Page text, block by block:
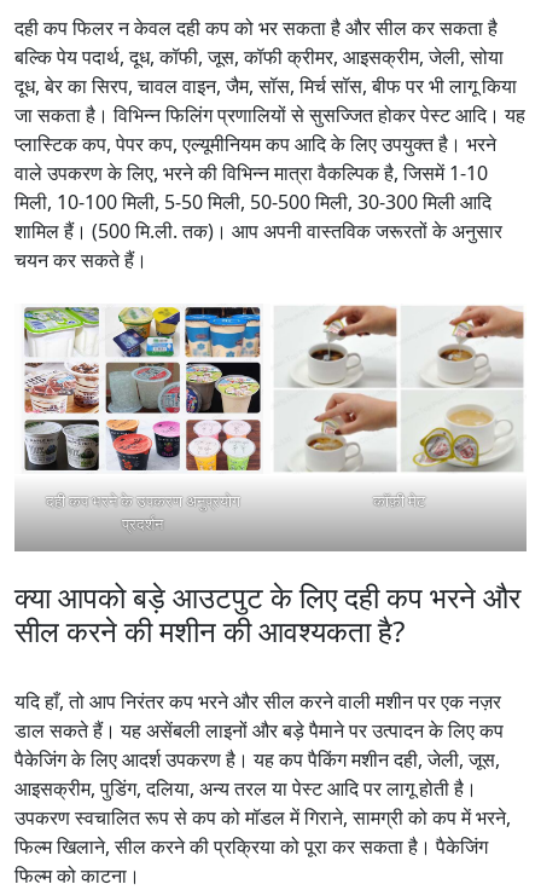
दही कप फिलर न केवल दही कप को भर सकता है और सील कर सकता है
बल्कि पेय पदार्थ, दूध, कॉफी, जूस, कॉफी क्रीमर, आइसक्रीम, जेली, सोया
दूध, बेर का सिरप, चावल वाइन, जैम, सॉस, मिर्च सॉस, बीफ पर भी लागू किया
जा सकता है। विभिन्न फिलिंग प्रणालियों से सुसज्जित होकर पेस्ट आदि। यह
प्लास्टिक कप, पेपर कप, एल्यूमीनियम कप आदि के लिए उपयुक्त है। भरने
वाले उपकरण के लिए, भरने की विभिन्न मात्रा वैकल्पिक है, जिसमें 1-10
मिली, 10-100 मिली, 5-50 मिली, 50-500 मिली, 30-300 मिली आदि
शामिल हैं। (500 मि.ली. तक)। आप अपनी वास्तविक जरूरतों के अनुसार
चयन कर सकते हैं।
दही कप भरने के उपकरण अनुप्रयोग
प्रदर्शन
कॉफ़ी मेट
क्या आपको बड़े आउटपुट के लिए दही कप भरने और
सील करने की मशीन की आवश्यकता है?
यदि हाँ, तो आप निरंतर कप भरने और सील करने वाली मशीन पर एक नज़र
डाल सकते हैं। यह असेंबली लाइनों और बड़े पैमाने पर उत्पादन के लिए कप
पैकेजिंग के लिए आदर्श उपकरण है। यह कप पैकिंग मशीन दही, जेली, जूस,
आइसक्रीम, पुडिंग, दलिया, अन्य तरल या पेस्ट आदि पर लागू होती है।
उपकरण स्वचालित रूप से कप को मॉडल में गिराने, सामग्री को कप में भरने,
फिल्म खिलाने, सील करने की प्रक्रिया को पूरा कर सकता है। पैकेजिंग
फिल्म को काटना।